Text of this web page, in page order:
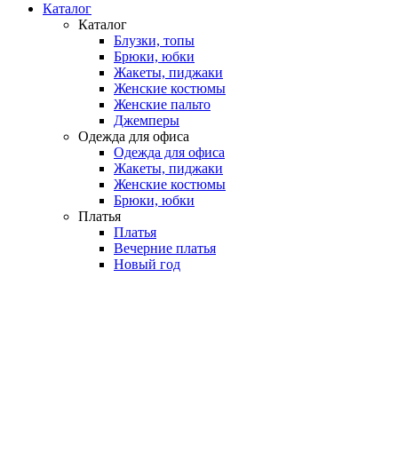
Каталог
Каталог
Блузки, топы
Брюки, юбки
Жакеты, пиджаки
Женские костюмы
Женские пальто
Джемперы
Одежда для офиса
Одежда для офиса
Жакеты, пиджаки
Женские костюмы
Брюки, юбки
Платья
Платья
Вечерние платья
Новый год